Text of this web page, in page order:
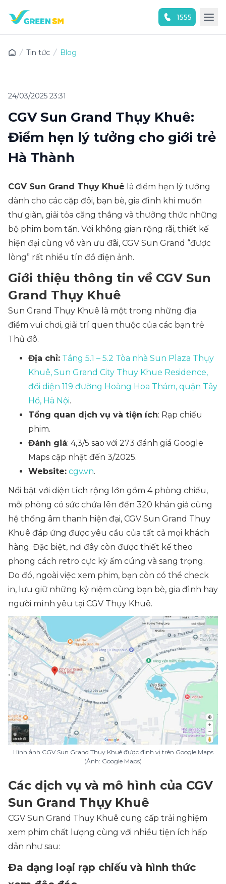
1555
Tin tức Blog
24/03/2025 23:31
CGV Sun Grand Thụy Khuê:
Điểm hẹn lý tưởng cho giới trẻ
Hà Thành
CGV Sun Grand Thụy Khuê là điểm hẹn lý tưởng
dành cho các cặp đôi, bạn bè, gia đình khi muốn
thư giãn, giải tỏa căng thẳng và thưởng thức những
bộ phim bom tấn. Với không gian rộng rãi, thiết kế
hiện đại cùng vô vàn ưu đãi, CGV Sun Grand “được
lòng” rất nhiều tín đồ điện ảnh.
Giới thiệu thông tin về CGV Sun
Grand Thụy Khuê
Sun Grand Thụy Khuê là một trong những địa
điểm vui chơi, giải trí quen thuộc của các bạn trẻ
Thủ đô.
Địa chỉ: Tầng 5.1 – 5.2 Tòa nhà Sun Plaza Thụy
Khuê, Sun Grand City Thuy Khue Residence,
đối diện 119 đường Hoàng Hoa Thám, quận Tây
Hồ, Hà Nội.
Tổng quan dịch vụ và tiện ích: Rạp chiếu
phim.
Đánh giá: 4,3/5 sao với 273 đánh giá Google
Maps cập nhật đến 3/2025.
Website: cgv.vn.
Nổi bật với diện tích rộng lớn gồm 4 phòng chiếu,
mỗi phòng có sức chứa lên đến 320 khán giả cùng
hệ thống âm thanh hiện đại, CGV Sun Grand Thụy
Khuê đáp ứng được yêu cầu của tất cả mọi khách
hàng. Đặc biệt, nơi đây còn được thiết kế theo
phong cách retro cực kỳ ấm cúng và sang trọng.
Do đó, ngoài việc xem phim, bạn còn có thể check
in, lưu giữ những kỷ niệm cùng bạn bè, gia đình hay
người mình yêu tại CGV Thụy Khuê.
Hình ảnh CGV Sun Grand Thụy Khuê được định vị trên Google Maps
(Ảnh: Google Maps)
Các dịch vụ và mô hình của CGV
Sun Grand Thụy Khuê
CGV Sun Grand Thụy Khuê cung cấp trải nghiệm
xem phim chất lượng cùng với nhiều tiện ích hấp
dẫn như sau:
Đa dạng loại rạp chiếu và hình thức